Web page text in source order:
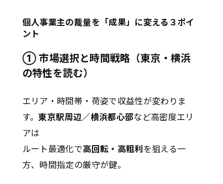
個人事業主の裁量を「成果」に変える３ポイ
ント
① 市場選択と時間戦略（東京・横浜
の特性を読む）
エリア・時間帯・荷姿で収益性が変わりま
す。東京駅周辺／横浜都心部など高密度エリ
アは
ルート最適化で高回転・高粗利を狙える一
方、時間指定の厳守が鍵。